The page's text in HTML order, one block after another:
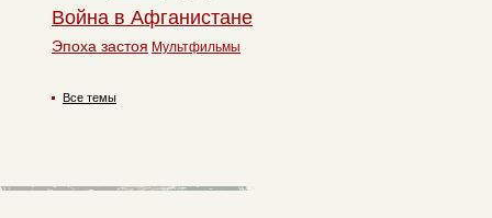
Война в Афганистане
Эпоха застоя Мультфильмы
Все темы